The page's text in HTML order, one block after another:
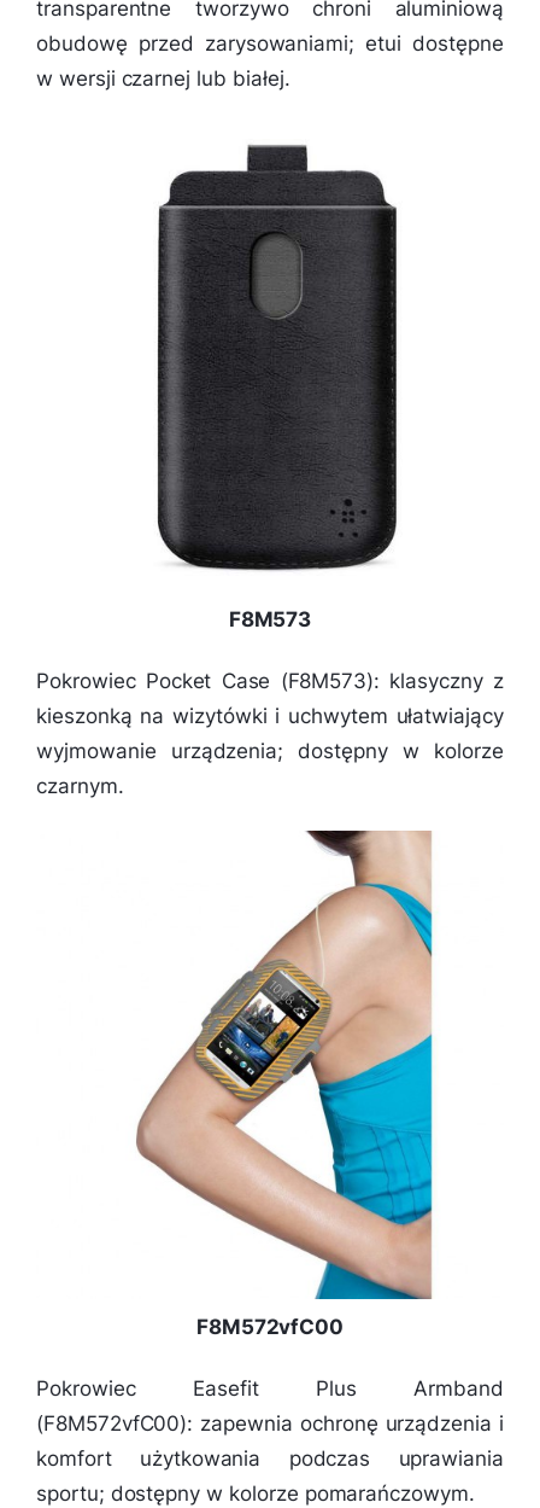
transparentne tworzywo chroni aluminiową
obudowę przed zarysowaniami; etui dostępne
w wersji czarnej lub białej.
F8M573
Pokrowiec Pocket Case (F8M573): klasyczny z
kieszonką na wizytówki i uchwytem ułatwiający
wyjmowanie urządzenia; dostępny w kolorze
czarnym.
F8M572vfC00
Pokrowiec Easefit Plus Armband
(F8M572vfC00): zapewnia ochronę urządzenia i
komfort użytkowania podczas uprawiania
sportu; dostępny w kolorze pomarańczowym.